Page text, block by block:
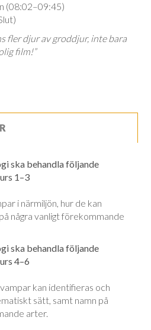
(08:02–09:45)
fler djur av groddjur, inte bara
film!”
ska behandla följande
1–3
i närmiljön, hur de kan
några vanligt förekommande
ska behandla följande
4–6
kan identifieras och
sätt, samt namn på
arter.